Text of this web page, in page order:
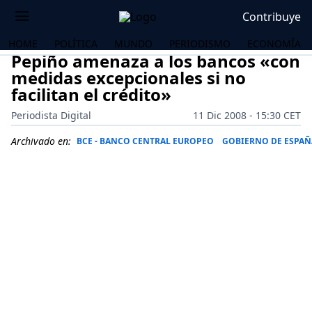
Contribuye
HOME POLÍTICA MUNDO PERIODISMO ECONOMÍA
Pepiño amenaza a los bancos «con
medidas excepcionales si no
facilitan el crédito»
Periodista Digital
11 Dic 2008 - 15:30 CET
Archivado en: BCE - BANCO CENTRAL EUROPEO GOBIERNO DE